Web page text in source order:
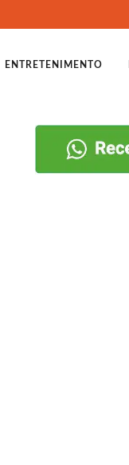
ENTRETENIMENTO